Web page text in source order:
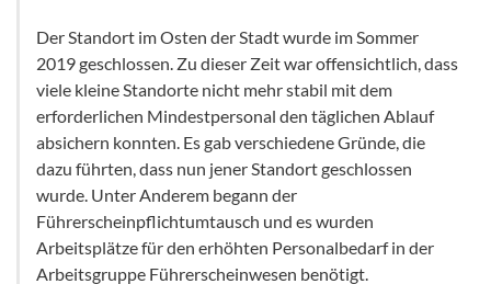
Der Standort im Osten der Stadt wurde im Sommer
2019 geschlossen. Zu dieser Zeit war offensichtlich, dass
viele kleine Standorte nicht mehr stabil mit dem
erforderlichen Mindestpersonal den täglichen Ablauf
absichern konnten. Es gab verschiedene Gründe, die
dazu führten, dass nun jener Standort geschlossen
wurde. Unter Anderem begann der
Führerscheinpflichtumtausch und es wurden
Arbeitsplätze für den erhöhten Personalbedarf in der
Arbeitsgruppe Führerscheinwesen benötigt.